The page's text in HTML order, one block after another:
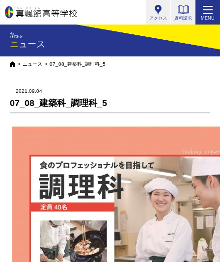
アクセス 資料請求 MENU
News
ニュース
HOMEニュース 07_08_建築科_調理科_5
2021.09.04
07_08_建築科_調理科_5